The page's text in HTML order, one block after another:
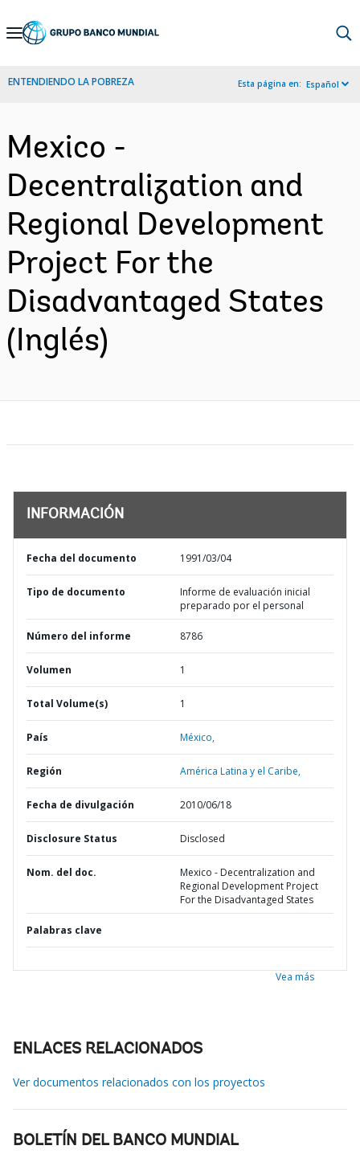
Skip
Navigation
ENTENDIENDO LA POBREZA Esta página en: Español
Mexico -
Decentralization and
Regional Development
Project For the
Disadvantaged States
(Inglés)
INFORMACIÓN
Fecha del documento 1991/03/04
Tipo de documento
Informe de evaluación inicial
preparado por el personal
Número del informe 8786
Volumen 1
Total Volume(s) 1
País México,
Región América Latina y el Caribe,
Fecha de divulgación 2010/06/18
Disclosure Status Disclosed
Nom. del doc.
Mexico - Decentralization and
Regional Development Project
For the Disadvantaged States
Palabras clave
Vea más
ENLACES RELACIONADOS
Ver documentos relacionados con los proyectos
BOLETÍN DEL BANCO MUNDIAL